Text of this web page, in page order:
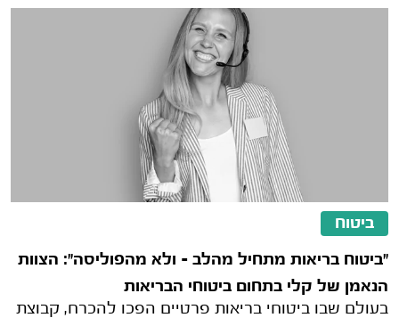
ביטוח
"ביטוח בריאות מתחיל מהלב – ולא מהפוליסה": הצוות
הנאמן של קלי בתחום ביטוחי הבריאות
בעולם שבו ביטוחי בריאות פרטיים הפכו להכרח, קבוצת